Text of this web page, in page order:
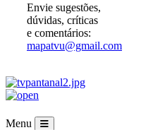
Envie sugestões,
dúvidas, críticas
e comentários:
mapatvu@gmail.com
Menu